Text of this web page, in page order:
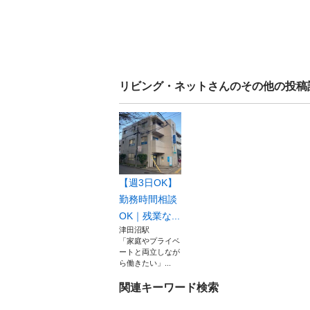
リビング・ネット さんのその他の投
【週3日OK】
勤務時間相談
OK｜残業な...
津田沼駅
「家庭やプライベ
ートと両立しなが
ら働きたい」...
関連キーワード検索